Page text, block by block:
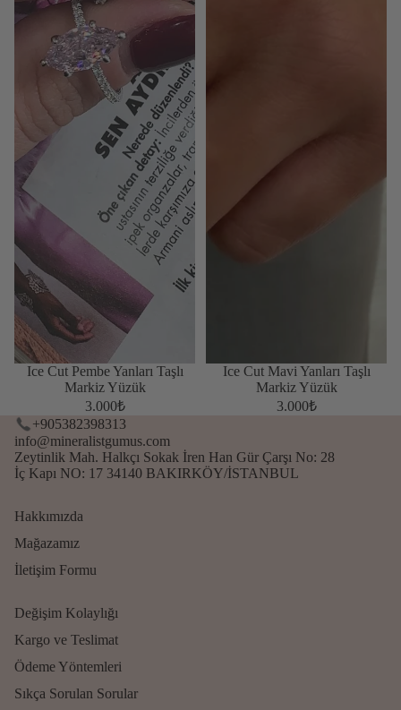
Ice Cut Pembe Yanları Taşlı
Markiz Yüzük
3.000₺
Ice Cut Mavi Yanları Taşlı
Markiz Yüzük
3.000₺
+905382398313
info@mineralistgumus.com
Zeytinlik Mah. Halkçı Sokak İren Han Gür Çarşı No: 28
İç Kapı NO: 17 34140 BAKIRKÖY/İSTANBUL
Hakkımızda
Mağazamız
İletişim Formu
Değişim Kolaylığı
Kargo ve Teslimat
Ödeme Yöntemleri
Sıkça Sorulan SorularPara iade politikası